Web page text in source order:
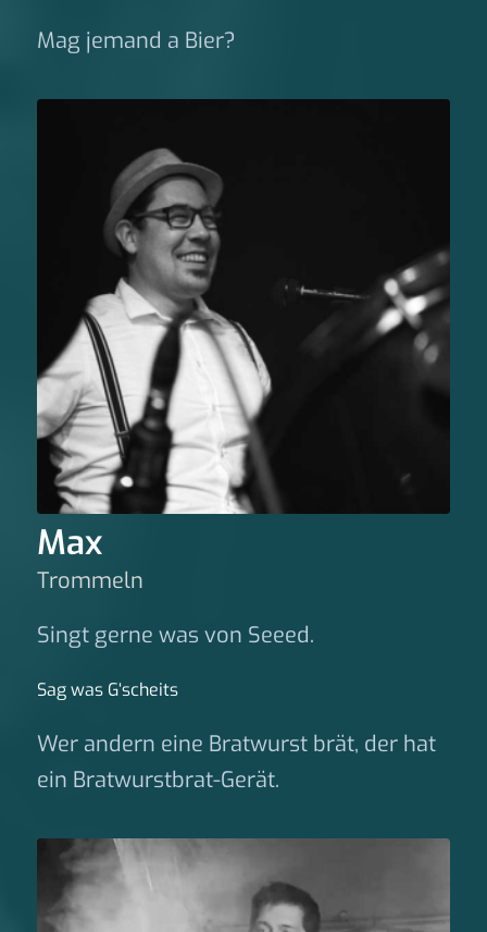
Mag jemand a Bier?
Max
Trommeln
Singt gerne was von Seeed.
Sag was G‘scheits
Wer andern eine Bratwurst brät, der hat
ein Bratwurstbrat-Gerät.